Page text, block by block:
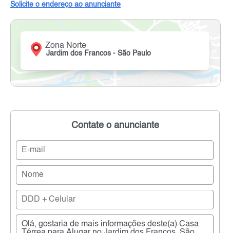
Solicite o endereço ao anunciante
Zona Norte
Jardim dos Francos - São Paulo
Contate o anunciante